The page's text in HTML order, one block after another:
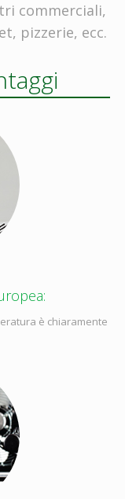
commerciali,
pizzerie, ecc.
è chiaramente